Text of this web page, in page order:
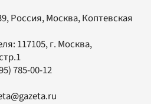
Россия, Москва, Коптевская
117105, г. Москва,
785-00-12